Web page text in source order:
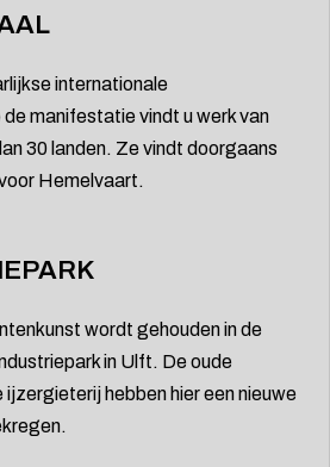
internationale
manifestatie vindt u werk van
30 landen. Ze vindt doorgaans
Hemelvaart.
wordt gehouden in de
in Ulft. De oude
hebben hier een nieuwe